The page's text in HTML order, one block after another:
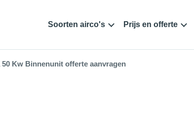
Soorten airco's Prijs en offerte
50 Kw Binnenunit offerte aanvragen